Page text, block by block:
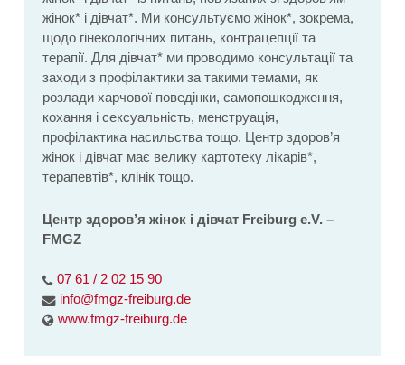
жінок* і дівчат*. Ми консультуємо жінок*, зокрема,
щодо гінекологічних питань, контрацепції та
терапії. Для дівчат* ми проводимо консультації та
заходи з профілактики за такими темами, як
розлади харчової поведінки, самопошкодження,
кохання і сексуальність, менструація,
профілактика насильства тощо. Центр здоров’я
жінок і дівчат має велику картотеку лікарів*,
терапевтів*, клінік тощо.
Центр здоров’я жінок і дівчат Freiburg e.V. –
FMGZ
07 61 / 2 02 15 90
info@fmgz-freiburg.de
www.fmgz-freiburg.de